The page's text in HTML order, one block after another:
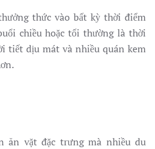
thức vào bất kỳ thời điểm
chiều hoặc tối thường là thời
tiết dịu mát và nhiều quán kem
ăn vặt đặc trưng mà nhiều du